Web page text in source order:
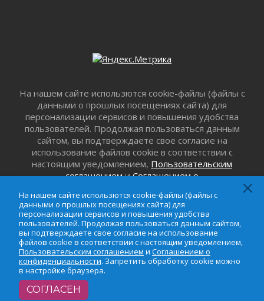
Новые возможности для творчества
За сухими цифрами — реальная жизнь
31 июля 2026
От инженера-создателя к волонтёрам
«Созидателям»
31 июля 2026
Генеральная репетиция векового юбилея
31 июля 2026
31 июля 2026
Давайте разберемся!
30 июля 2026
Круглую ригу в Гатчине отреставрируют в
2027 году
30 июля 2026
Путешествие к западным рубежам
На нашем сайте использются cookie-файлы (файлы с
данными о прошлых посещениях сайта) для
персонализации сервисов и повышения удобства
пользователей. Продолжая пользоваться данным
сайтом, вы подтверждаете свое согласие на
использование файлов cookie в соответствии с
настоящим уведомлением, Пользовательским
соглашениемиСоглашением о
можно в настройке браузера.
На нашем сайте использются cookie-файлы (файлы с
данными о прошлых посещениях сайта) для
персонализации сервисов и повышения удобства
пользователей. Продолжая пользоваться данным сайтом,
вы подтверждаете свое согласие на использование
файлов cookie в соответствии с настоящим уведомлением,
Пользовательским соглашением и Соглашением о
конфиденциальности. Запретить обработку cookie можно
в настройке браузера.
СОГЛАСЕН